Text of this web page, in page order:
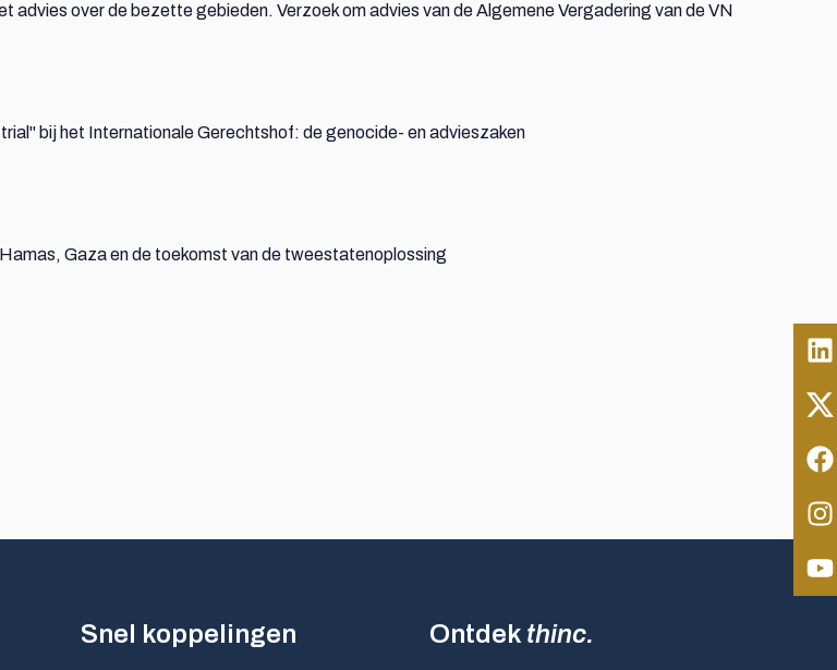
advies over de bezette gebieden. Verzoek om advies van de Algemene Vergadering van de VN
bij het Internationale Gerechtshof: de genocide- en advieszaken
Gaza en de toekomst van de tweestatenoplossing
Snel koppelingen Ontdek thinc.